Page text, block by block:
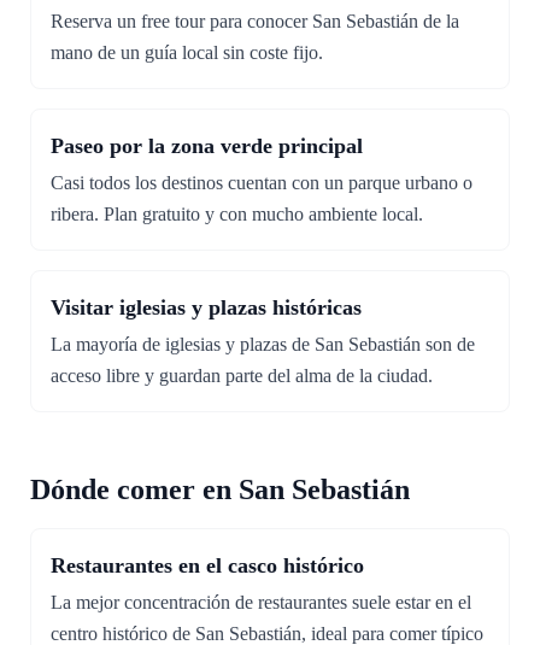
Reserva un free tour para conocer San Sebastián de la
mano de un guía local sin coste fijo.
Paseo por la zona verde principal
Casi todos los destinos cuentan con un parque urbano o
ribera. Plan gratuito y con mucho ambiente local.
Visitar iglesias y plazas históricas
La mayoría de iglesias y plazas de San Sebastián son de
acceso libre y guardan parte del alma de la ciudad.
Dónde comer en San Sebastián
Restaurantes en el casco histórico
La mejor concentración de restaurantes suele estar en el
centro histórico de San Sebastián, ideal para comer típico